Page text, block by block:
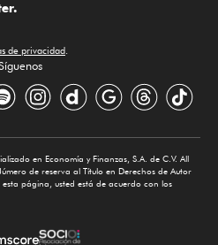
de privacidad.
en Economía y Finanzas, S.A. de C.V. All
de reserva al Título en Derechos de Autor
página, usted está de acuerdo con los